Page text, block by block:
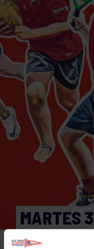
MARTES
17:30